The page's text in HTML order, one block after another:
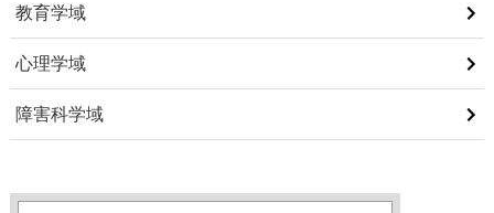
教育学域
心理学域
障害科学域